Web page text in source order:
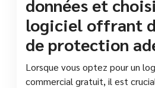
données et
logiciel offrant
de protection
Lorsque vous optez pour un
commercial gratuit, il est